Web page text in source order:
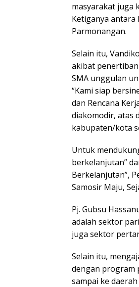
masyarakat juga
Ketiganya antara
Parmonangan.
Selain itu,
akibat
SMA unggulan
“Kami siap
dan Rencana
diakomodir, atas
kabupaten/kota
Untuk
berkelanjutan”
Berkelanjutan”,
Samosir Maju,
Pj. Gubsu
adalah sektor
juga sektor
Selain itu,
dengan program
sampai ke